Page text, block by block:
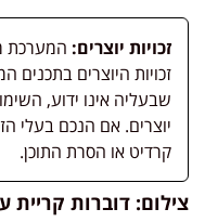
זכויות יוצרים: המערכת
זכויות היוצרים בתכנים
יוצרים. אם הנכם בעלי
קרדיט או הסרת התוכן.
צילום: דוברות קריית